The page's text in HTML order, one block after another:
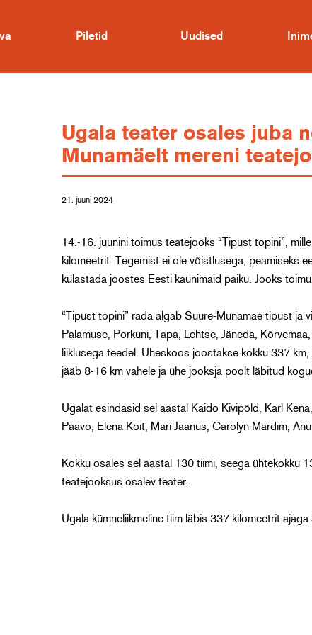
Piletid Uudised
Ugala teater osales juba
Munamäelt mereni
21. juuni 2024
14.-16. juunini toimus teatejooks “Tipust topini”,
kilomeetrit. Tegemist ei ole võistlusega, peamiseks
külastada joostes Eesti kaunimaid paiku. Jooks
“Tipust topini” rada algab Suure-Munamäe tipust ja
Palamuse, Porkuni, Tapa, Lehtse, Jäneda,
liiklusega teedel. Üheskoos joostakse kokku 337
jääb 8-16 km vahele ja ühe jooksja poolt läbitud
Ugalat esindasid sel aastal Kaido Kivipõld, Karl
Paavo, Elena Koit, Mari Jaanus, Carolyn Mardim,
Kokku osales sel aastal 130 tiimi, seega ühtekokku
teatejooksus osalev teater.
Ugala kümneliikmeline tiim läbis 337 kilomeetrit ajaga